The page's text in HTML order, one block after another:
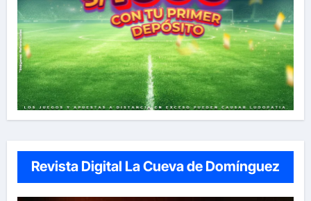
Revista Digital La Cueva de Domínguez